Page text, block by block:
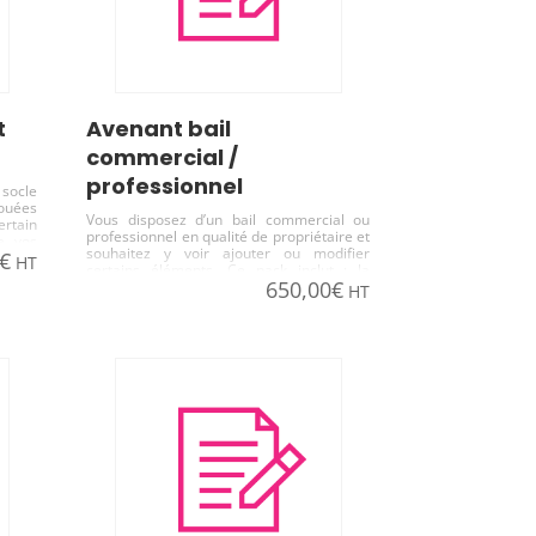
des
de
€ HT
avenant bail
commercial /
professionnel
Vous disposez d’un bail commercial ou
professionnel en qualité de propriétaire et
souhaitez y voir ajouter ou modifier
rédaction de l’avenant pour 1 ou 2 clauses
650,00€ HT